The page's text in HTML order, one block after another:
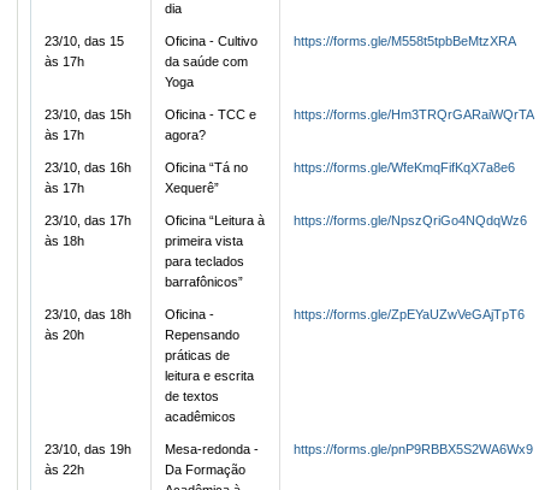
dia
23/10, das 15
às 17h
Oficina - Cultivo
da saúde com
Yoga
https://forms.gle/M558t5tpbBeMtzXRA
23/10, das 15h
às 17h
Oficina - TCC e
agora?
https://forms.gle/Hm3TRQrGARaiWQrTA
23/10, das 16h
às 17h
Oficina “Tá no
Xequerê”
https://forms.gle/WfeKmqFifKqX7a8e6
23/10, das 17h
às 18h
Oficina “Leitura à
primeira vista
para teclados
barrafônicos”
https://forms.gle/NpszQriGo4NQdqWz6
23/10, das 18h
às 20h
Oficina -
Repensando
práticas de
leitura e escrita
de textos
acadêmicos
https://forms.gle/ZpEYaUZwVeGAjTpT6
23/10, das 19h
às 22h
Mesa-redonda -
Da Formação
https://forms.gle/pnP9RBBX5S2WA6Wx9